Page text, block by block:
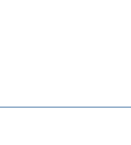
更新）